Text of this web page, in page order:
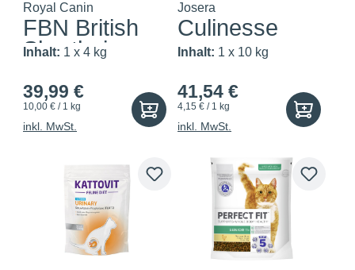
Royal Canin
FBN British
Shorthair
Inhalt: 1 x 4 kg
39,99 €
10,00 € / 1 kg
inkl. MwSt.
Josera
Culinesse
Inhalt: 1 x 10 kg
41,54 €
4,15 € / 1 kg
inkl. MwSt.